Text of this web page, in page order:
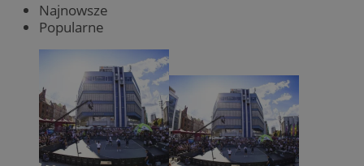
Najnowsze
Popularne